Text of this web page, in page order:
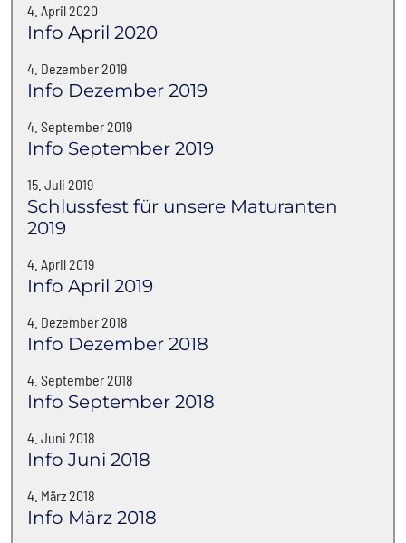
4. April 2020
Info April 2020
4. Dezember 2019
Info Dezember 2019
4. September 2019
Info September 2019
15. Juli 2019
Schlussfest für unsere Maturanten
2019
4. April 2019
Info April 2019
4. Dezember 2018
Info Dezember 2018
4. September 2018
Info September 2018
4. Juni 2018
Info Juni 2018
4. März 2018
Info März 2018